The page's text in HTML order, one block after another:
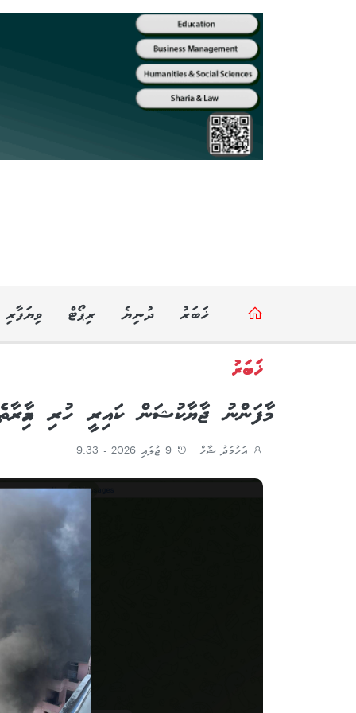
ޚަބަރު ދުނިޔެ ރިޕޯޓް ވިޔަފާރި
ޚަބަރު
މާފަންނު ޖާޔާކުޝަން ކައިރީ ހުރި
އަހުމަދު ޝާހް